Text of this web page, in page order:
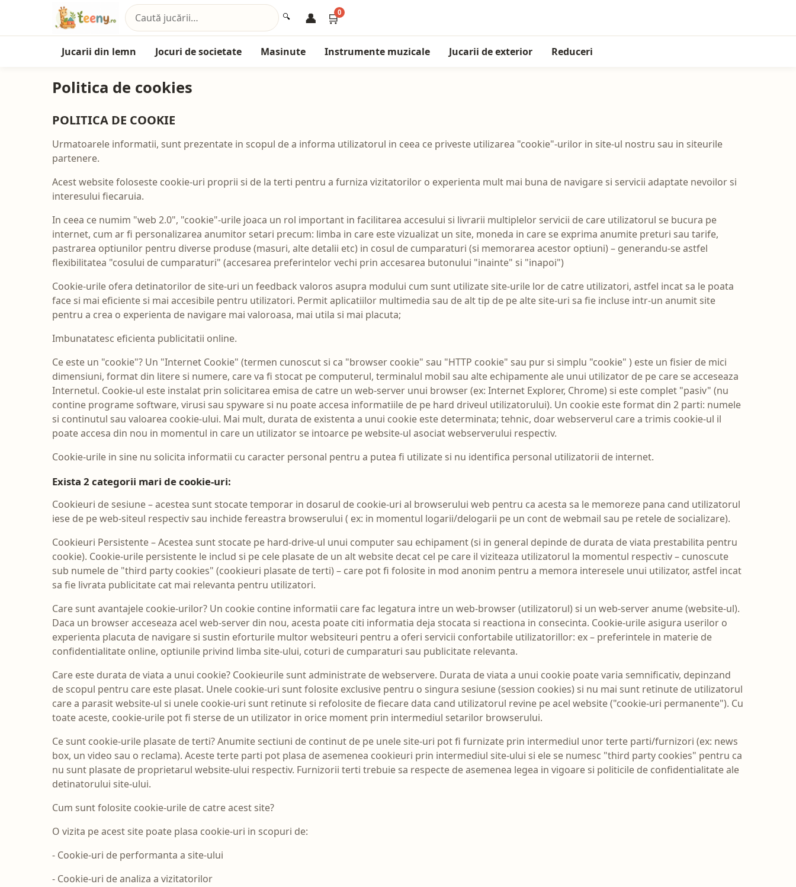
🔍 👤 🛒0
Jucarii din lemn Jocuri de societate Masinute Instrumente muzicale Jucarii de exterior Reduceri
Politica de cookies
POLITICA DE COOKIE
Urmatoarele informatii, sunt prezentate in scopul de a informa utilizatorul in ceea ce priveste utilizarea "cookie"-urilor in site-ul nostru sau in siteurile
partenere.
Acest website foloseste cookie-uri proprii si de la terti pentru a furniza vizitatorilor o experienta mult mai buna de navigare si servicii adaptate nevoilor si
interesului fiecaruia.
In ceea ce numim "web 2.0", "cookie"-urile joaca un rol important in facilitarea accesului si livrarii multiplelor servicii de care utilizatorul se bucura pe
internet, cum ar fi personalizarea anumitor setari precum: limba in care este vizualizat un site, moneda in care se exprima anumite preturi sau tarife,
pastrarea optiunilor pentru diverse produse (masuri, alte detalii etc) in cosul de cumparaturi (si memorarea acestor optiuni) – generandu-se astfel
flexibilitatea "cosului de cumparaturi" (accesarea preferintelor vechi prin accesarea butonului "inainte" si "inapoi")
Cookie-urile ofera detinatorilor de site-uri un feedback valoros asupra modului cum sunt utilizate site-urile lor de catre utilizatori, astfel incat sa le poata
face si mai eficiente si mai accesibile pentru utilizatori. Permit aplicatiilor multimedia sau de alt tip de pe alte site-uri sa fie incluse intr-un anumit site
pentru a crea o experienta de navigare mai valoroasa, mai utila si mai placuta;
Imbunatatesc eficienta publicitatii online.
Ce este un "cookie"? Un "Internet Cookie" (termen cunoscut si ca "browser cookie" sau "HTTP cookie" sau pur si simplu "cookie" ) este un fisier de mici
dimensiuni, format din litere si numere, care va fi stocat pe computerul, terminalul mobil sau alte echipamente ale unui utilizator de pe care se acceseaza
Internetul. Cookie-ul este instalat prin solicitarea emisa de catre un web-server unui browser (ex: Internet Explorer, Chrome) si este complet "pasiv" (nu
contine programe software, virusi sau spyware si nu poate accesa informatiile de pe hard driveul utilizatorului). Un cookie este format din 2 parti: numele
si continutul sau valoarea cookie-ului. Mai mult, durata de existenta a unui cookie este determinata; tehnic, doar webserverul care a trimis cookie-ul il
poate accesa din nou in momentul in care un utilizator se intoarce pe website-ul asociat webserverului respectiv.
Cookie-urile in sine nu solicita informatii cu caracter personal pentru a putea fi utilizate si nu identifica personal utilizatorii de internet.
Exista 2 categorii mari de cookie-uri:
Cookieuri de sesiune – acestea sunt stocate temporar in dosarul de cookie-uri al browserului web pentru ca acesta sa le memoreze pana cand utilizatorul
iese de pe web-siteul respectiv sau inchide fereastra browserului ( ex: in momentul logarii/delogarii pe un cont de webmail sau pe retele de socializare).
Cookieuri Persistente – Acestea sunt stocate pe hard-drive-ul unui computer sau echipament (si in general depinde de durata de viata prestabilita pentru
cookie). Cookie-urile persistente le includ si pe cele plasate de un alt website decat cel pe care il viziteaza utilizatorul la momentul respectiv – cunoscute
sub numele de "third party cookies" (cookieuri plasate de terti) – care pot fi folosite in mod anonim pentru a memora interesele unui utilizator, astfel incat
sa fie livrata publicitate cat mai relevanta pentru utilizatori.
Care sunt avantajele cookie-urilor? Un cookie contine informatii care fac legatura intre un web-browser (utilizatorul) si un web-server anume (website-ul).
Daca un browser acceseaza acel web-server din nou, acesta poate citi informatia deja stocata si reactiona in consecinta. Cookie-urile asigura userilor o
experienta placuta de navigare si sustin eforturile multor websiteuri pentru a oferi servicii confortabile utilizatorillor: ex – preferintele in materie de
confidentialitate online, optiunile privind limba site-ului, coturi de cumparaturi sau publicitate relevanta.
Care este durata de viata a unui cookie? Cookieurile sunt administrate de webservere. Durata de viata a unui cookie poate varia semnificativ, depinzand
de scopul pentru care este plasat. Unele cookie-uri sunt folosite exclusive pentru o singura sesiune (session cookies) si nu mai sunt retinute de utilizatorul
care a parasit website-ul si unele cookie-uri sunt retinute si refolosite de fiecare data cand utilizatorul revine pe acel website ("cookie-uri permanente"). Cu
toate aceste, cookie-urile pot fi sterse de un utilizator in orice moment prin intermediul setarilor browserului.
Ce sunt cookie-urile plasate de terti? Anumite sectiuni de continut de pe unele site-uri pot fi furnizate prin intermediul unor terte parti/furnizori (ex: news
box, un video sau o reclama). Aceste terte parti pot plasa de asemenea cookieuri prin intermediul site-ului si ele se numesc "third party cookies" pentru ca
nu sunt plasate de proprietarul website-ului respectiv. Furnizorii terti trebuie sa respecte de asemenea legea in vigoare si politicile de confidentialitate ale
detinatorului site-ului.
Cum sunt folosite cookie-urile de catre acest site?
O vizita pe acest site poate plasa cookie-uri in scopuri de:
- Cookie-uri de performanta a site-ului
- Cookie-uri de analiza a vizitatorilor